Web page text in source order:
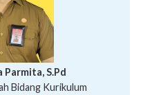
Parmita, S.Pd
Bidang Kurikulum
Pratita, S.Pd., M.Sn
Sutantri, S.Pd.